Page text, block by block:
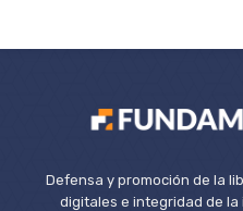
Defensa y promoción de la
digitales e integridad de